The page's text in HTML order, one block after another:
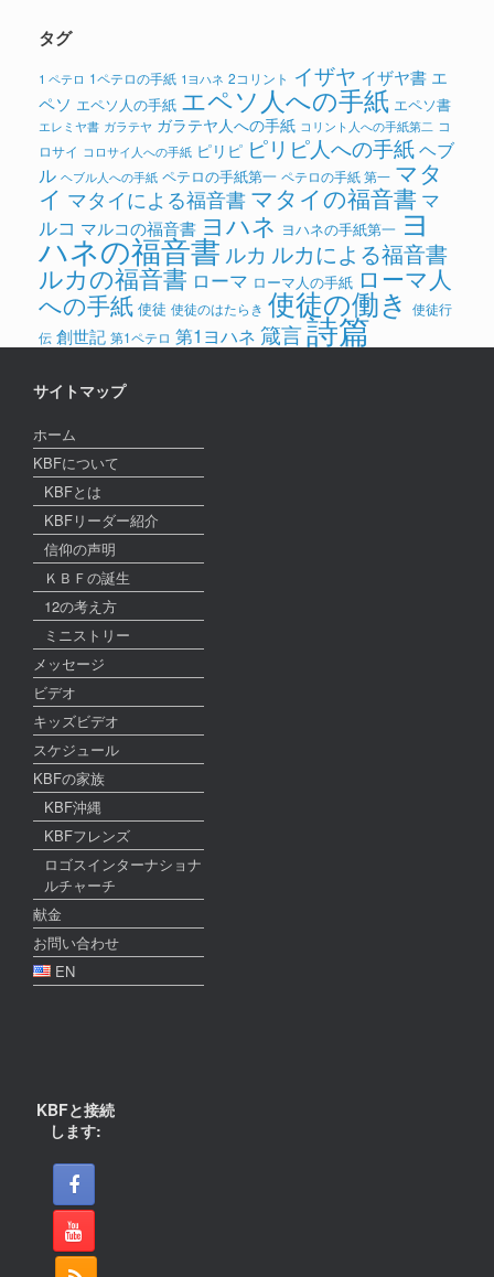
タグ
1 ペテロ 1ペテロの手紙 1ヨハネ 2コリント イザヤ イザヤ書 エ
ペソ エペソ人の手紙 エペソ人への手紙 エペソ書
エレミヤ書 ガラテヤ ガラテヤ人への手紙 コリント人への手紙第二 コ
ロサイ コロサイ人への手紙 ピリピ ピリピ人への手紙ヘブ
ル ヘブル人への手紙 ペテロの手紙第一 ペテロの手紙 第一 マタ
イ マタイによる福音書 マタイの福音書 マ
ルコ マルコの福音書 ヨハネ ヨハネの手紙第一 ヨ
ハネの福音書 ルカ ルカによる福音書
ルカの福音書 ローマ ローマ人の手紙 ローマ人
への手紙 使徒 使徒のはたらき 使徒の働き 使徒行
伝 創世記 第1ペテロ 第1ヨハネ 箴言詩篇
サイトマップ
ホーム
KBFについて
KBFとは
KBFリーダー紹介
信仰の声明
ＫＢＦの誕生
12の考え方
ミニストリー
メッセージ
ビデオ
キッズビデオ
スケジュール
KBFの家族
KBF沖縄
KBFフレンズ
ロゴスインターナショナ
ルチャーチ
献金
お問い合わせ
EN
KBFと接続
します: